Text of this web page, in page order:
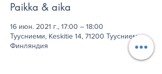
Paikka & aika
16 июн. 2021 г., 17:00 – 18:00
Туусниеми, Keskitie 14, 71200 Туусниеми,
Финляндия